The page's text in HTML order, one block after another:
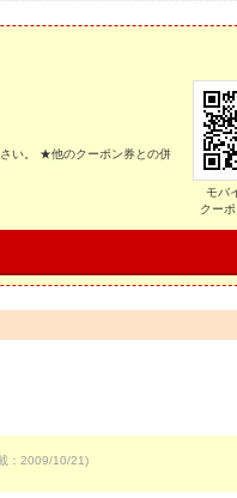
い。 ★他のクーポン券との併
モバ
クー
：2009/10/21)